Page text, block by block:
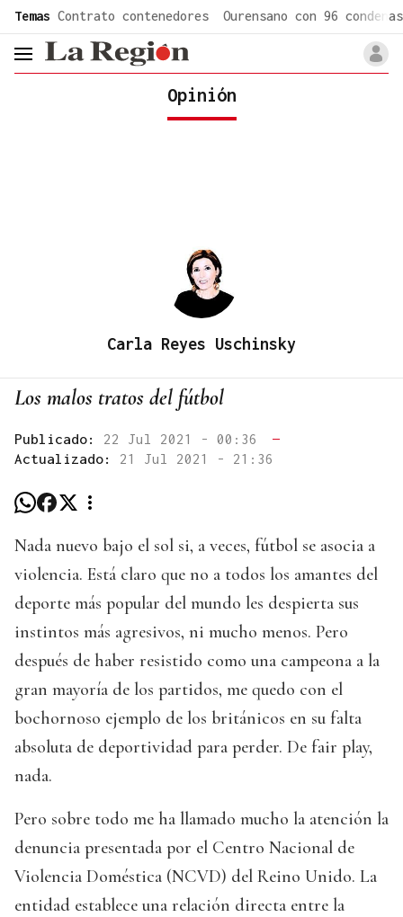
Temas Contrato contenedores Ourensano con 96 condenas
header.menu.open
Opinión
Carla Reyes Uschinsky
Los malos tratos del fútbol
Publicado: 22 Jul 2021 - 00:36
—
Actualizado: 21 Jul 2021 - 21:36
Nada nuevo bajo el sol si, a veces, fútbol se asocia a
violencia. Está claro que no a todos los amantes del
deporte más popular del mundo les despierta sus
instintos más agresivos, ni mucho menos. Pero
después de haber resistido como una campeona a la
gran mayoría de los partidos, me quedo con el
bochornoso ejemplo de los británicos en su falta
absoluta de deportividad para perder. De fair play,
nada.
Pero sobre todo me ha llamado mucho la atención la
denuncia presentada por el Centro Nacional de
Violencia Doméstica (NCVD) del Reino Unido. La
entidad establece una relación directa entre la